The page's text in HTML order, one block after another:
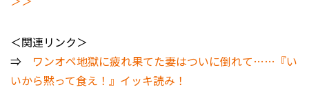
＜関連リンク＞
⇒ ワンオペ地獄に疲れ果てた妻はついに倒れて……『い
いから黙って食え！』イッキ読み！